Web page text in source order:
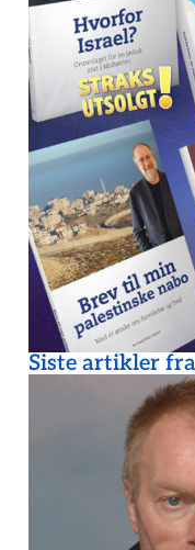
Siste artikler